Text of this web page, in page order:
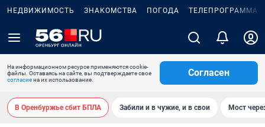
НЕДВИЖИМОСТЬ ЗНАКОМСТВА ПОГОДА ТЕЛЕПРОГРАММА
На информационном ресурсе применяются cookie-
файлы. Оставаясь на сайте, вы подтверждаете свое
согласиена их использование.
Согласен
В Оренбуржье сбит БПЛА Забили и в чужие, и в свои Мост